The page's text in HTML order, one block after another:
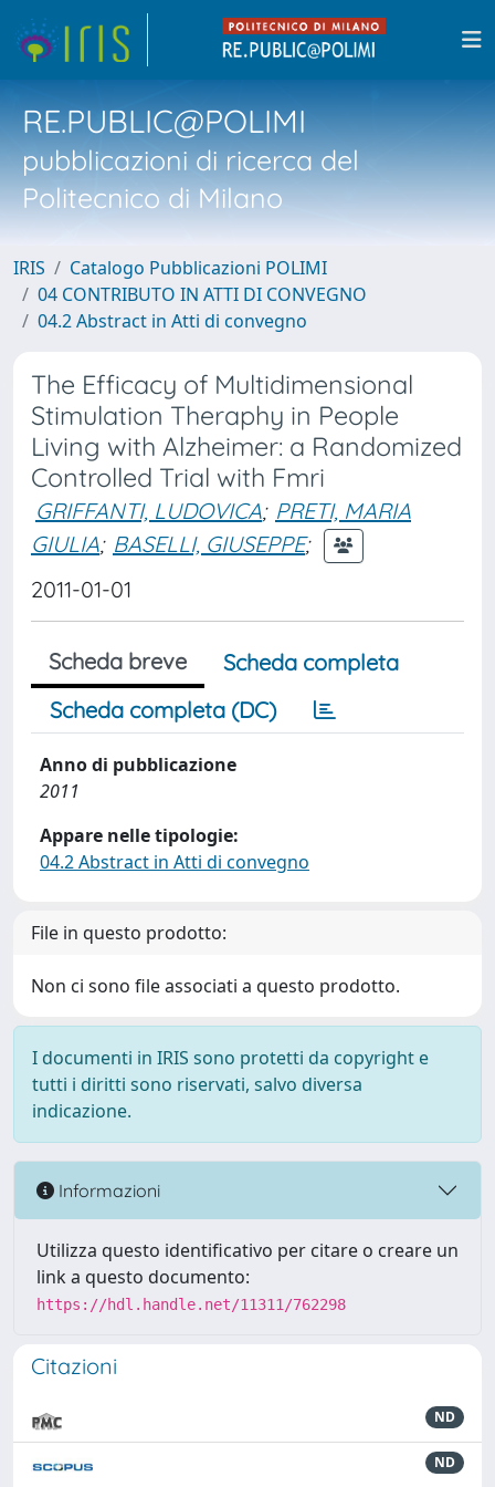
RE.PUBLIC@POLIMI
pubblicazioni di ricerca del
Politecnico di Milano
IRIS
Catalogo Pubblicazioni POLIMI
04 CONTRIBUTO IN ATTI DI CONVEGNO
04.2 Abstract in Atti di convegno
The Efficacy of Multidimensional
Stimulation Theraphy in People
Living with Alzheimer: a Randomized
Controlled Trial with Fmri
GRIFFANTI, LUDOVICA; PRETI, MARIA
GIULIA; BASELLI, GIUSEPPE;
2011-01-01
Scheda breve
Scheda completa
Scheda completa (DC)
Anno di pubblicazione
2011
Appare nelle tipologie:
04.2 Abstract in Atti di convegno
File in questo prodotto:
Non ci sono file associati a questo prodotto.
I documenti in IRIS sono protetti da copyright e
tutti i diritti sono riservati, salvo diversa
indicazione.
Informazioni
Utilizza questo identificativo per citare o creare un
link a questo documento:
https://hdl.handle.net/11311/762298
Citazioni
ND
ND